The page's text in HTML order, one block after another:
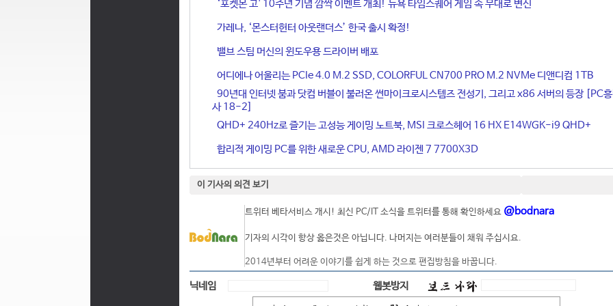
‘포켓몬 고' 10주년 기념 깜짝 이벤트 개최! 뉴욕 타임스퀘어 게임 속 무대로 변신
가레나, ‘몬스터헌터 아웃랜더스’ 한국 출시 확정!
밸브 스팀 머신의 윈도우용 드라이버 배포
어디에나 어울리는 PCIe 4.0 M.2 SSD, COLORFUL CN700 PRO M.2 NVMe 디앤디컴 1TB
90년대 인터넷 붐과 닷컴 버블이 불러온 썬마이크로시스템즈 전성기, 그리고 x86 서버의 등장 [PC
사 18-2]
QHD+ 240Hz로 즐기는 고성능 게이밍 노트북, MSI 크로스헤어 16 HX E14WGK-i9 QHD+
합리적 게이밍 PC를 위한 새로운 CPU, AMD 라이젠 7 7700X3D
이 기사의 의견 보기
트위터 베타서비스 개시! 최신 PC/IT 소식을 트위터를 통해 확인하세요 @bodnara
기자의 시각이 항상 옳은것은 아닙니다. 나머지는 여러분들이 채워 주십시요.
2014년부터 어려운 이야기를 쉽게 하는 것으로 편집방침을 바꿉니다.
닉네임 웹봇방지